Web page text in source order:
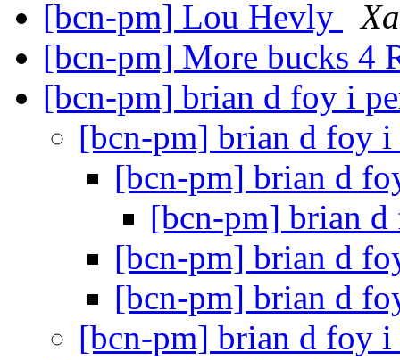
[bcn-pm] Lou Hevly
[bcn-pm] More bucks 4
[bcn-pm] brian d foy i
[bcn-pm] brian d foy
[bcn-pm] brian d
[bcn-pm] brian
[bcn-pm] brian d
[bcn-pm] brian d
[bcn-pm] brian d foy